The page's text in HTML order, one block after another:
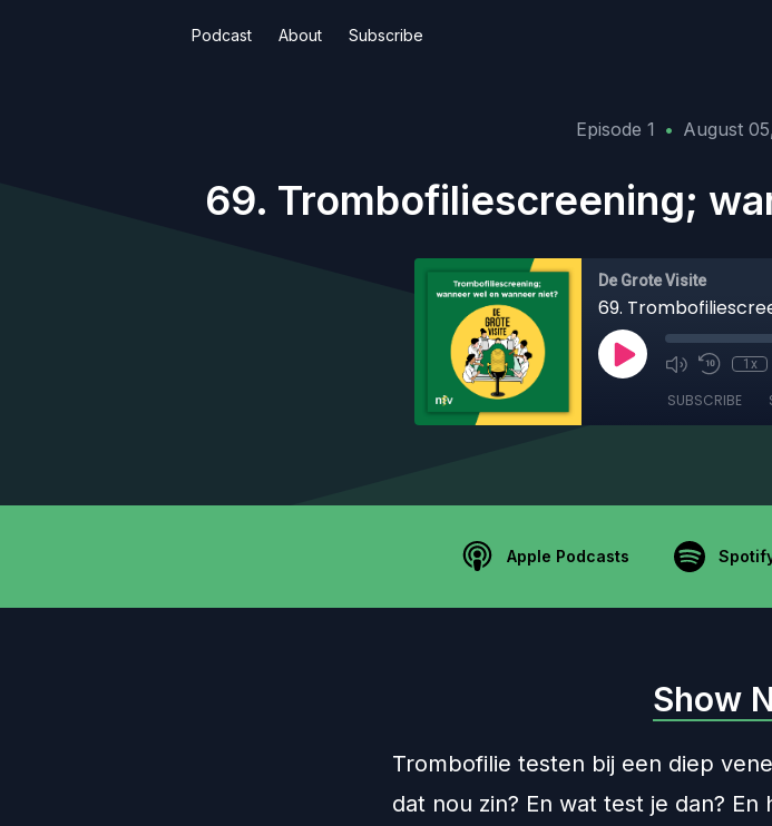
Podcast About Subscribe
Episode 1 • August
69. Trombofiliescreening;
De Grote Visite
1x
SUBSCRIBE
Apple Podcasts
Show
Trombofilie testen bij een diep
dat nou zin? En wat test je dan?